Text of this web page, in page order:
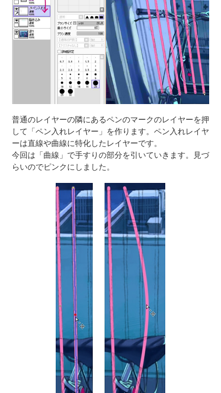
普通のレイヤーの隣にあるペンのマークのレイヤーを押
して「ペン入れレイヤー」を作ります。ペン入れレイヤ
ーは直線や曲線に特化したレイヤーです。
今回は「曲線」で手すりの部分を引いていきます。見づ
らいのでピンクにしました。